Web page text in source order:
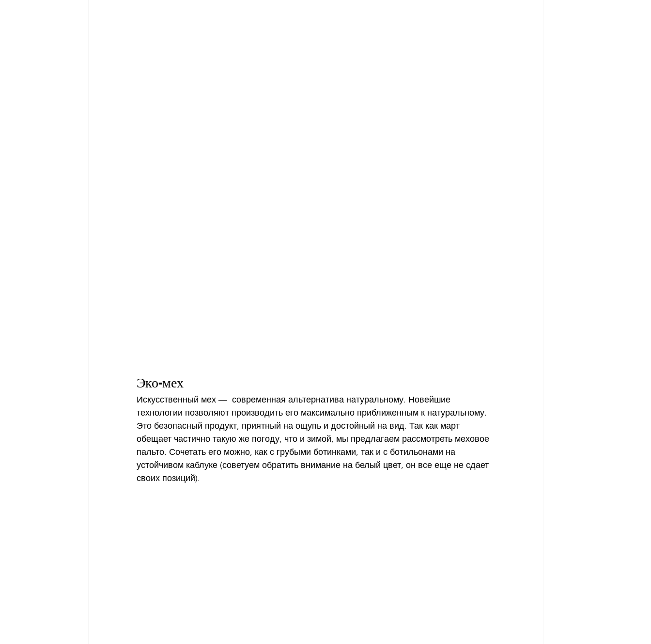
Эко-мех
Искусственный мех —  современная альтернатива натуральному. Новейшие
технологии позволяют производить его максимально приближенным к натуральному.
Это безопасный продукт, приятный на ощупь и достойный на вид. Так как март
обещает частично такую же погоду, что и зимой, мы предлагаем рассмотреть меховое
пальто. Сочетать его можно, как с грубыми ботинками, так и с ботильонами на
устойчивом каблуке (советуем обратить внимание на белый цвет, он все еще не сдает
своих позиций).